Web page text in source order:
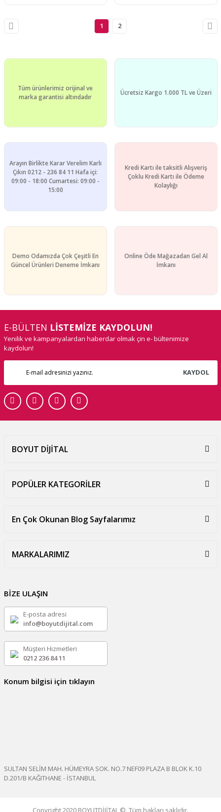
1 2
Tüm ürünlerimiz orijinal ve
marka garantisi altındadır
Ücretsiz Kargo 1.000 TL ve Üzeri
Arayın Birlikte Karar Verelim Karlı
Çıkın 0212 - 236 84 11 Hafa içi:
09:00 - 18:00 Cumartesi: 09:00 -
15:00
Kredi Kartı ile taksitli Alışveriş
Çoklu Kredi Kartı ile Ödeme
Kolaylığı
Demo Odamızda Çok Çeşitli En
Güncel Ürünleri Deneme İmkanı
Online Öde Mağazadan Gel Al
İmkanı
E-BÜLTEN LİSTEMİZE KAYDOLUN!
Yenilik ve kampanyalardan haberdar olmak çin e- bültenimize
kaydolun!
KAYDOL
BOYUT DİJİTAL
POPÜLER KATEGORİLER
En Çok Okunan Blog Sayfalarımız
MARKALARIMIZ
BİZE ULAŞIN
E-posta adresi
info@boyutdijital.com
Müşteri Hizmetleri
0212 236 84 11
Konum bilgisi için tıklayın
SULTAN SELİM MAH. HÜMEYRA SOK. NO.7 NEF09 PLAZA B BLOK K.10
D.201/B KAĞITHANE - İSTANBUL
Copyright 2020 BOYUTDİJİTAL ©. Tüm hakları saklıdır.